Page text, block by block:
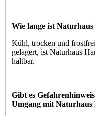
Wie lange ist
Kühl, trocken und
gelagert, ist Naturhaus
haltbar.
Gibt es
Umgang mit Naturhaus